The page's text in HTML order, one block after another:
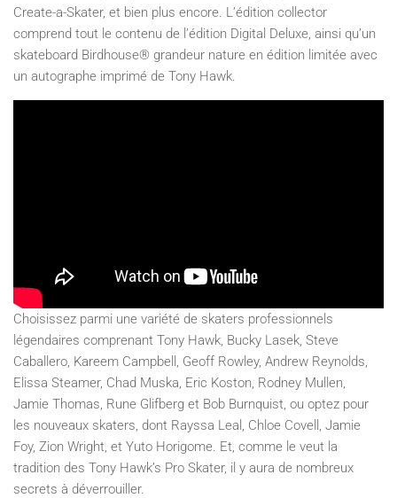
Create-a-Skater, et bien plus encore. L’édition collector
comprend tout le contenu de l’édition Digital Deluxe, ainsi qu’un
skateboard Birdhouse® grandeur nature en édition limitée avec
un autographe imprimé de Tony Hawk.
Choisissez parmi une variété de skaters professionnels
légendaires comprenant Tony Hawk, Bucky Lasek, Steve
Caballero, Kareem Campbell, Geoff Rowley, Andrew Reynolds,
Elissa Steamer, Chad Muska, Eric Koston, Rodney Mullen,
Jamie Thomas, Rune Glifberg et Bob Burnquist, ou optez pour
les nouveaux skaters, dont Rayssa Leal, Chloe Covell, Jamie
Foy, Zion Wright, et Yuto Horigome. Et, comme le veut la
tradition des Tony Hawk’s Pro Skater, il y aura de nombreux
secrets à déverrouiller.